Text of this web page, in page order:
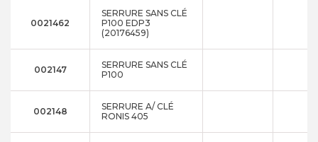
0021462
SERRURE SANS CLÉ
P100 EDP3
(20176459)
002147
SERRURE SANS CLÉ
P100
002148
SERRURE A/ CLÉ
RONIS 405